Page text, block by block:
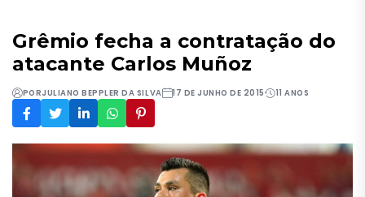
Grêmio fecha a contratação do
atacante Carlos Muñoz
PORJULIANO BEPPLER DA SILVA 17 DE JUNHO DE 2015 11 ANOS